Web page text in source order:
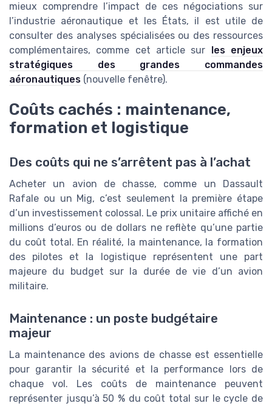
mieux comprendre l’impact de ces négociations sur
l’industrie aéronautique et les États, il est utile de
consulter des analyses spécialisées ou des ressources
complémentaires, comme cet article sur
les enjeux
stratégiques des grandes commandes
aéronautiques (nouvelle fenêtre).
Coûts cachés : maintenance,
formation et logistique
Des coûts qui ne s’arrêtent pas à l’achat
Acheter un avion de chasse, comme un Dassault
Rafale ou un Mig, c’est seulement la première étape
d’un investissement colossal. Le prix unitaire affiché en
millions d’euros ou de dollars ne reflète qu’une partie
du coût total. En réalité, la maintenance, la formation
des pilotes et la logistique représentent une part
majeure du budget sur la durée de vie d’un avion
militaire.
Maintenance : un poste budgétaire
majeur
La maintenance des avions de chasse est essentielle
pour garantir la sécurité et la performance lors de
chaque vol. Les coûts de maintenance peuvent
représenter jusqu’à 50 % du coût total sur le cycle de